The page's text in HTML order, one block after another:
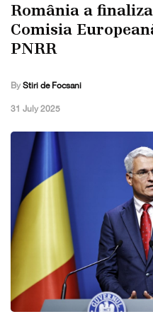
România a
Comisia
PNRR
By Stiri de Focsani
,31 July 2025